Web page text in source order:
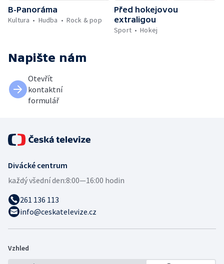
B-Panoráma
Kultura
Hudba Rock & pop
Před hokejovou
extraligou
Sport
Hokej
Napište nám
Otevřít
kontaktní
formulář
Divácké centrum
každý všední den:8:00—16:00 hodin
261 136 113
info@ceskatelevize.cz
Vzhled